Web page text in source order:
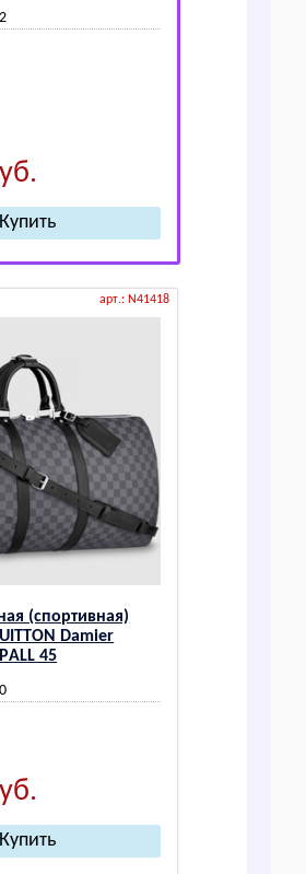
арт.: N41418
(спортивная)
Dаmiеr
45